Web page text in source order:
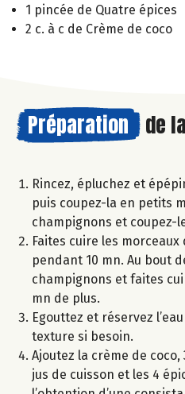
1 pincée de Quatre épices
2 c. à c de Crème de coco
Préparation de la
Rincez, épluchez et
puis coupez-la en petits
champignons et coupez-
Faites cuire les
pendant 10 mn. Au bout
champignons et faites
mn de plus.
Egouttez et réservez
texture si besoin.
Ajoutez la crème de
jus de cuisson et les 4